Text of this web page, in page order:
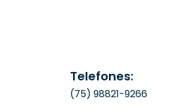
Telefones:
(75) 98821-9266